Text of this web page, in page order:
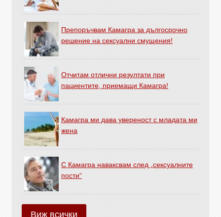
Препоръчвам Камагра за дългосрочно
решение на сексуални смущения!
Отчитам отлични резултати при
пациентите, приемащи Камагра!
Камагра ми дава увереност с младата ми
жена
С Камагра наваксвам след „сексуалните
пости“
Виж всички